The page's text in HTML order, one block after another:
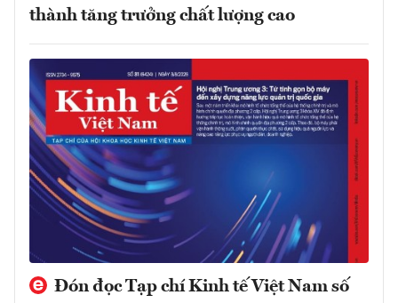
thành tăng trưởng chất lượng cao
Đón đọc Tạp chí Kinh tế Việt Nam số